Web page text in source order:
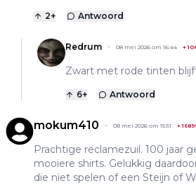
2+ Antwoord
Redrum 08 mei 2026 om 16:44 +
Zwart met rode tinten
6+ Antwoord
mokum410 08 mei 2026 om 15:51 +
Prachtige reclamezuil. 100 jaar
mooiere shirts. Gelukkig
die niet spelen of een Steijn of